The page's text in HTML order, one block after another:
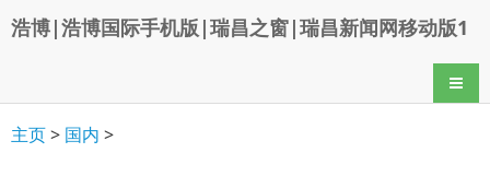
浩博|浩博国际手机版|瑞昌之窗|瑞昌新闻网移动版1
导航
主页> 国内 >